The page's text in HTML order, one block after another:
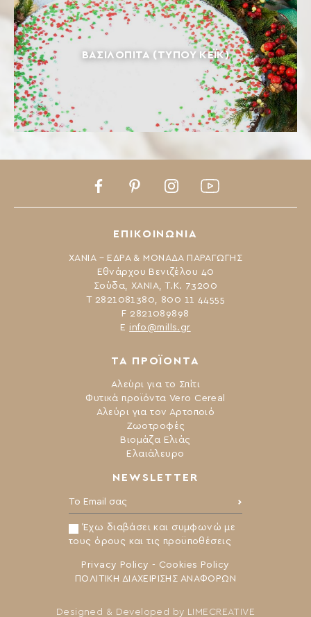
ΒΑΣΙΛΌΠΙΤΑ (ΤΎΠΟΥ ΚΈΙΚ)
NEWSLETTER
Το Email σας:
Έχω διαβάσει και συμφωνώ με
τους όρους και τις προϋποθέσεις
Privacy Policy - Cookies Policy
ΠΟΛΙΤΙΚΗ ΔΙΑΧΕΙΡΙΣΗΣ ΑΝΑΦΟΡΩΝ
ΤΑ ΠΡΟΪΟΝΤΑ
Αλεύρι για το Σπίτι
Φυτικά προϊόντα Vero Cereal
Αλεύρι για τον Αρτοποιό
Ζωοτροφές
Βιομάζα Ελιάς
Ελαιάλευρο
ΕΠΙΚΟΙΝΩΝΙΑ
ΧΑΝΙΑ – ΕΔΡΑ & ΜΟΝΑΔΑ ΠΑΡΑΓΩΓΗΣ
Εθνάρχου Βενιζέλου 40
Σούδα, ΧΑΝΙΑ, Τ.Κ. 73200
Τ 2821081380, 800 11 44555
F 2821089898
Ε info@mills.gr
FacebookPinterestInstagramYoutube
Designed & Developed by LIMECREATIVE